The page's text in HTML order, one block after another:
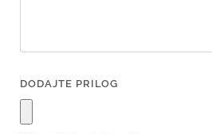
DODAJTE PRILOG